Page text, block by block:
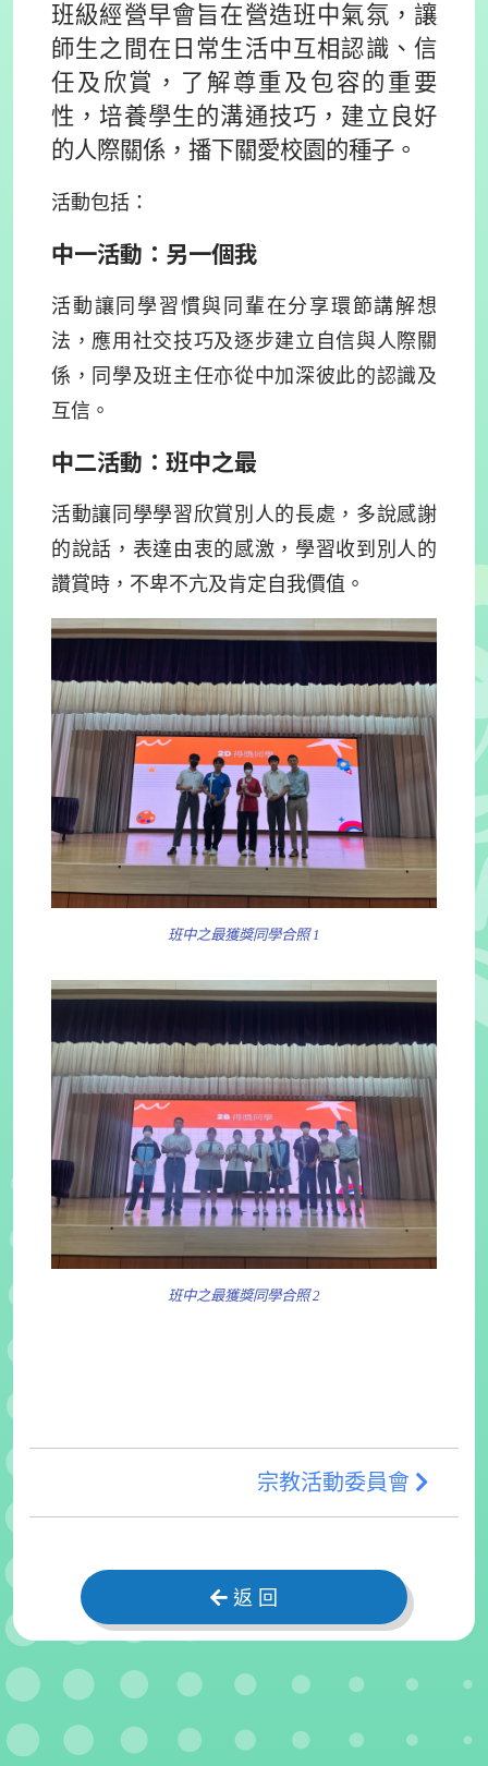
班級經營早會旨在營造班中氣氛，讓
師生之間在日常生活中互相認識、信
任及欣賞，了解尊重及包容的重要
性，培養學生的溝通技巧，建立良好
的人際關係，播下關愛校園的種子。
活動包括：
中一活動：另一個我
活動讓同學習慣與同輩在分享環節講解想
法，應用社交技巧及逐步建立自信與人際關
係，同學及班主任亦從中加深彼此的認識及
互信。
中二活動：班中之最
活動讓同學學習欣賞別人的長處，多說感謝
的說話，表達由衷的感激，學習收到別人的
讚賞時，不卑不亢及肯定自我價值。
班中之最獲獎同學合照 1
班中之最獲獎同學合照 2
宗教活動委員會
返 回